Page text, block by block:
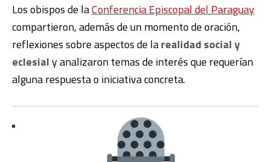
Los obispos de laConferencia Episcopal del Paraguay
compartieron, además de un momento de oración,
reflexiones sobre aspectos de larealidad social y
eclesialy analizaron temas de interés que requerían
alguna respuesta o iniciativa concreta.